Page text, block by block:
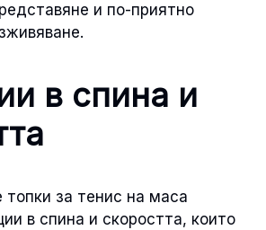
и по-приятно
в спина и
топки за тенис на маса
в спина и скоростта, които